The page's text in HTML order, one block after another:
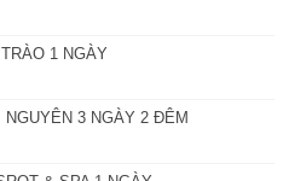
1 NGÀY
3 NGÀY 2 ĐÊM